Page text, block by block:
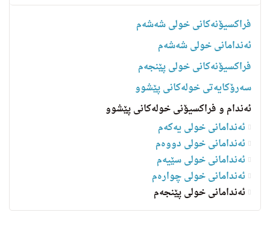
فراکسیۆنەکانی خولی شەشەم
ئەندامانی خولی شەشەم
فراکسیۆنەکانی خولی پێنجەم
سه‌رۆكایه‌تی خولەکانی پێشوو
ئەندام و فراکسیۆنی خولەکانی پێشوو
ئەندامانی خولی یەکەم
ئەندامانی خولی دووەم
ئەندامانی خولی سێیەم
ئەندامانی خولی چوارەم
ئه‌ندامانی خولی پێنجەم